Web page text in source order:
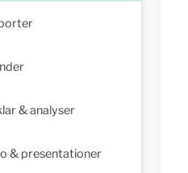
& analyser
& presentationer